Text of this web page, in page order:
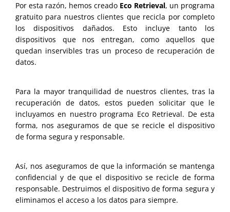
Por esta razón, hemos creado Eco Retrieval, un programa
gratuito para nuestros clientes que recicla por completo
los dispositivos dañados. Esto incluye tanto los
dispositivos que nos entregan, como aquellos que
quedan inservibles tras un proceso de recuperación de
datos.
Para la mayor tranquilidad de nuestros clientes, tras la
recuperación de datos, estos pueden solicitar que le
incluyamos en nuestro programa Eco Retrieval. De esta
forma, nos aseguramos de que se recicle el dispositivo
de forma segura y responsable.
Así, nos aseguramos de que la información se mantenga
confidencial y de que el dispositivo se recicle de forma
responsable. Destruimos el dispositivo de forma segura y
eliminamos el acceso a los datos para siempre.